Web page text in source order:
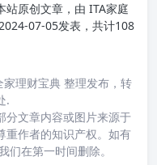
站原创文章，由 ITA家庭
07-05发表，共计108
家理财宝典 整理发布，转
.
分文章内容或图片来源于
重作者的知识产权。如有
们在第一时间删除。